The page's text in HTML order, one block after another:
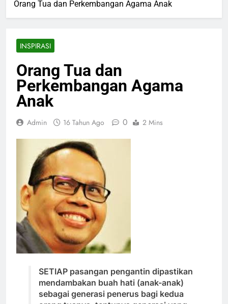
Orang Tua dan Perkembangan Agama Anak
INSPIRASI
Orang Tua dan
Perkembangan Agama
Anak
Admin 16 Tahun Ago 0 2 Mins
SETIAP pasangan pengantin dipastikan
mendambakan buah hati (anak-anak)
sebagai generasi penerus bagi kedua